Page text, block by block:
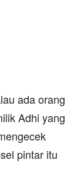
ada orang
Adhi yang
pintar itu